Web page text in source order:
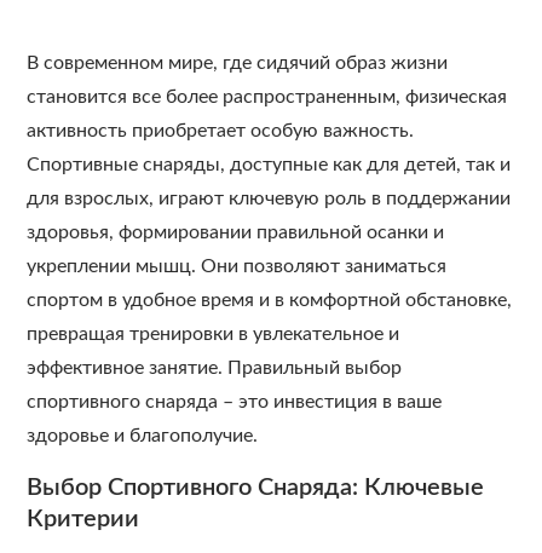
В современном мире, где сидячий образ жизни
становится все более распространенным, физическая
активность приобретает особую важность.
Спортивные снаряды, доступные как для детей, так и
для взрослых, играют ключевую роль в поддержании
здоровья, формировании правильной осанки и
укреплении мышц. Они позволяют заниматься
спортом в удобное время и в комфортной обстановке,
превращая тренировки в увлекательное и
эффективное занятие. Правильный выбор
спортивного снаряда – это инвестиция в ваше
здоровье и благополучие.
Выбор Спортивного Снаряда: Ключевые
Критерии